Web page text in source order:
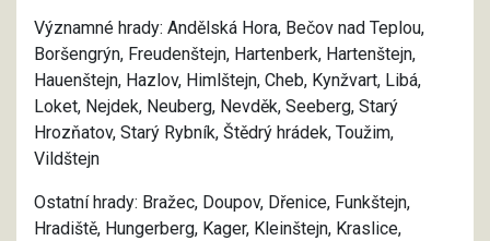
Významné hrady: Andělská Hora, Bečov nad Teplou,
Boršengrýn, Freudenštejn, Hartenberk, Hartenštejn,
Hauenštejn, Hazlov, Himlštejn, Cheb, Kynžvart, Libá,
Loket, Nejdek, Neuberg, Nevděk, Seeberg, Starý
Hrozňatov, Starý Rybník, Štědrý hrádek, Toužim,
Vildštejn
Ostatní hrady: Bražec, Doupov, Dřenice, Funkštejn,
Hradiště, Hungerberg, Kager, Kleinštejn, Kraslice,